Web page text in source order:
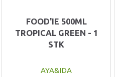
FOOD'IE 500ML
TROPICAL GREEN - 1
STK
AYA&IDA